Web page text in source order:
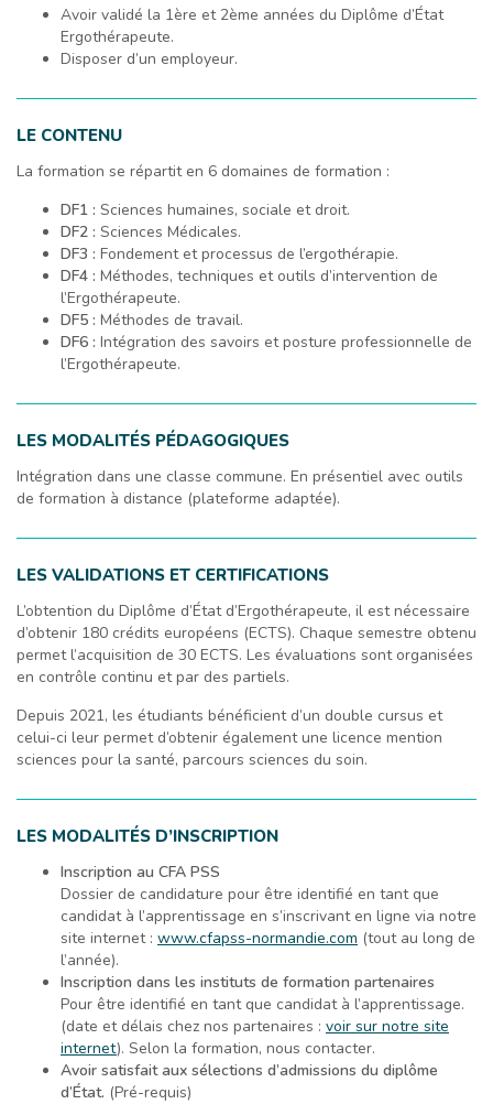
Avoir validé la 1ère et 2ème années du Diplôme d’État
Ergothérapeute.
Disposer d’un employeur.
LE CONTENU
La formation se répartit en 6 domaines de formation :
DF1 : Sciences humaines, sociale et droit.
DF2 : Sciences Médicales.
DF3 : Fondement et processus de l’ergothérapie.
DF4 : Méthodes, techniques et outils d’intervention de
l’Ergothérapeute.
DF5 : Méthodes de travail.
DF6 : Intégration des savoirs et posture professionnelle de
l’Ergothérapeute.
LES MODALITÉS PÉDAGOGIQUES
Intégration dans une classe commune. En présentiel avec outils
de formation à distance (plateforme adaptée).
LES VALIDATIONS ET CERTIFICATIONS
L’obtention du Diplôme d’État d’Ergothérapeute, il est nécessaire
d’obtenir 180 crédits européens (ECTS). Chaque semestre obtenu
permet l’acquisition de 30 ECTS. Les évaluations sont organisées
en contrôle continu et par des partiels.
Depuis 2021, les étudiants bénéficient d’un double cursus et
celui-ci leur permet d’obtenir également une licence mention
sciences pour la santé, parcours sciences du soin.
LES MODALITÉS D’INSCRIPTION
Inscription au CFA PSS
Dossier de candidature pour être identifié en tant que
candidat à l’apprentissage en s’inscrivant en ligne via notre
site internet : www.cfapss-normandie.com (tout au long de
l’année).
Inscription dans les instituts de formation partenaires
Pour être identifié en tant que candidat à l’apprentissage.
(date et délais chez nos partenaires : voir sur notre site
internet). Selon la formation, nous contacter.
Avoir satisfait aux sélections d’admissions du diplôme
d’État. (Pré-requis)